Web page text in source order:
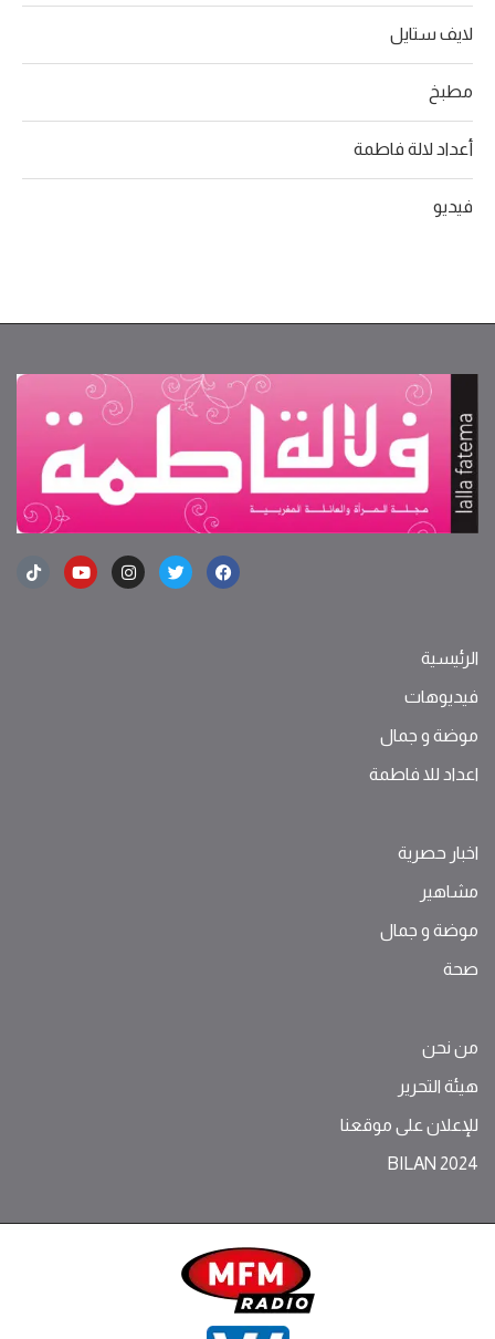
لايف ستايل
مطبخ
أعداد لالة فاطمة
فيديو
الرئيسية
فيديوهات
موضة ‫و‬ ‫‬‫جمال‬
اعداد للا فاطمة
اخبار حصرية
مشاهير
موضة ‫و‬ ‫‬‫جمال‬
صحة
من نحن
هيئة التحرير
للإعلان على موقعنا
BILAN 2024